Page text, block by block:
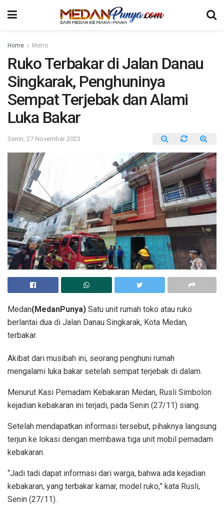
Home Metro
Ruko Terbakar di Jalan Danau
Singkarak, Penghuninya
Sempat Terjebak dan Alami
Luka Bakar
Senin, 27 November 2023
Medan(MedanPunya) Satu unit rumah toko atau ruko
berlantai dua di Jalan Danau Singkarak, Kota Medan,
terbakar.
Akibat dari musibah ini, seorang penghuni rumah
mengalami luka bakar setelah sempat terjebak di dalam.
Menurut Kasi Pemadam Kebakaran Medan, Rusli Simbolon
kejadian kebakaran ini terjadi, pada Senin (27/11) siang.
Setelah mendapatkan informasi tersebut, pihaknya langsung
terjun ke lokasi dengan membawa tiga unit mobil pemadam
kebakaran.
“Jadi tadi dapat informasi dari warga, bahwa ada kejadian
kebakaran, yang terbakar kamar, model ruko,” kata Rusli,
Senin (27/11).